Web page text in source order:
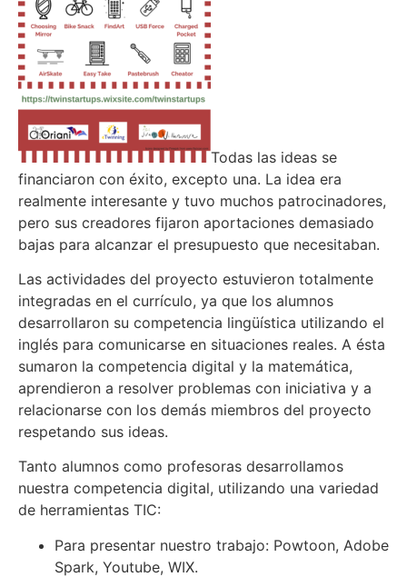
Todas las ideas se
financiaron con éxito, excepto una. La idea era
realmente interesante y tuvo muchos patrocinadores,
pero sus creadores fijaron aportaciones demasiado
bajas para alcanzar el presupuesto que necesitaban.
Las actividades del proyecto estuvieron totalmente
integradas en el currículo, ya que los alumnos
desarrollaron su competencia lingüística utilizando el
inglés para comunicarse en situaciones reales. A ésta
sumaron la competencia digital y la matemática,
aprendieron a resolver problemas con iniciativa y a
relacionarse con los demás miembros del proyecto
respetando sus ideas.
Tanto alumnos como profesoras desarrollamos
nuestra competencia digital, utilizando una variedad
de herramientas TIC:
Para presentar nuestro trabajo: Powtoon, Adobe
Spark, Youtube, WIX.